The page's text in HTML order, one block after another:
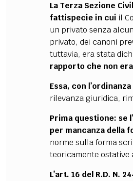
La Terza Sezione
fattispecie in cui il
un privato senza
privato, dei canoni
tuttavia, era stata
rapporto che non
Essa, con
rilevanza giuridica,
Prima questione: se
per mancanza della
norme sulla forma
teoricamente ostative
L’art. 16 del R.D. N.